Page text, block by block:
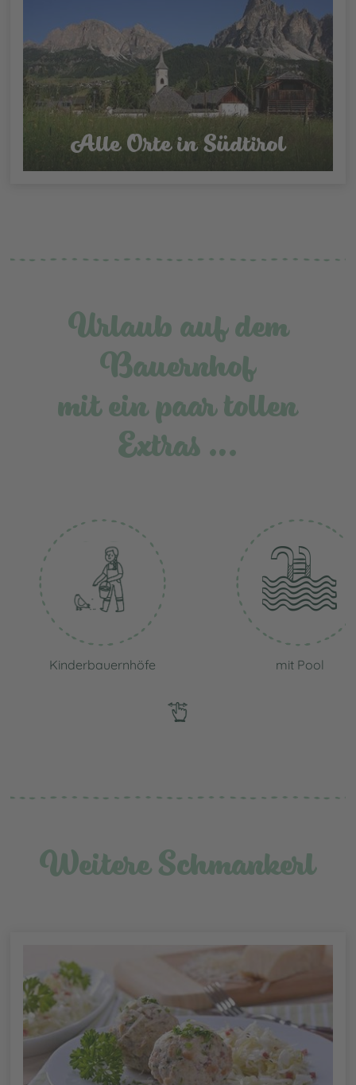
Alle Orte in Südtirol
Urlaub auf dem
Bauernhof
mit ein paar tollen
Extras …
Kinderbauernhöfe mit Pool
Weitere Schmankerl